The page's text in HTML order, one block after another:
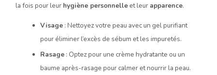
la fois pour leur hygiène personnelle et leur apparence.
Visage : Nettoyez votre peau avec un gel purifiant
pour éliminer l’excès de sébum et les impuretés.
Rasage : Optez pour une crème hydratante ou un
baume après-rasage pour calmer et nourrir la peau.